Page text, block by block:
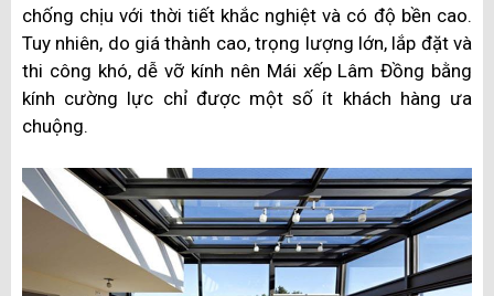
chống chịu với thời tiết khắc nghiệt và có độ bền cao.
Tuy nhiên, do giá thành cao, trọng lượng lớn, lắp đặt và
thi công khó, dễ vỡ kính nên Mái xếp Lâm Đồng bằng
kính cường lực chỉ được một số ít khách hàng ưa
chuộng.